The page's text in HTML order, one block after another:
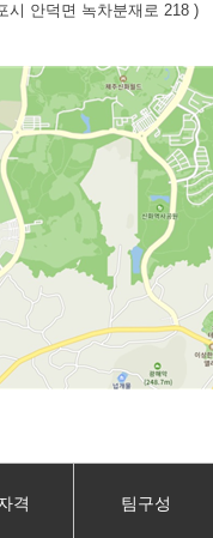
시 안덕면 녹차분재로 218 )
격 팀구성